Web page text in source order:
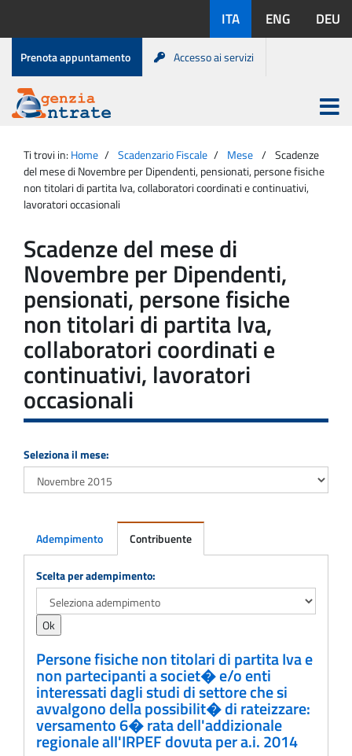
contenuto
disponibili:
ITA ENG DEU
Menu
di
servizio
Prenota appuntamento Accesso ai servizi
Agenzia
Entrate
Apri
menu
principale
Ti trovi in: Home Scadenzario Fiscale Mese
Scadenze
del mese di Novembre per Dipendenti, pensionati, persone fisiche
non titolari di partita Iva, collaboratori coordinati e continuativi,
lavoratori occasionali
Scadenze del mese di
Novembre per Dipendenti,
pensionati, persone fisiche
non titolari di partita Iva,
collaboratori coordinati e
continuativi, lavoratori
occasionali
Seleziona il mese:
Adempimento Contribuente
Adempimento
Scelta per adempimento:
Persone fisiche non titolari di partita Iva e
non partecipanti a societ� e/o enti
interessati dagli studi di settore che si
avvalgono della possibilit� di rateizzare:
versamento 6� rata dell'addizionale
regionale all'IRPEF dovuta per a.i. 2014